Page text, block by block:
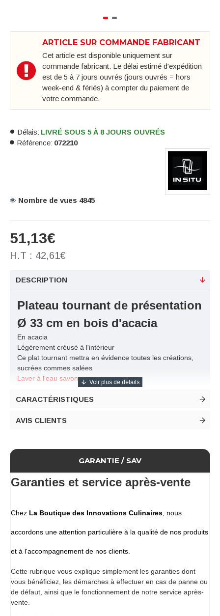
ARTICLE SUR COMMANDE FABRICANT
Cet article est disponible uniquement sur
commande fabricant. Le délai estimé d'expédition
est de 5 à 7 jours ouvrés (jours ouvrés = hors
week-end & fériés) à compter du paiement de
votre commande.
51,13€
H.T : 42,61€
Délais: LIVRÉ SOUS 5 À 8 JOURS OUVRÉS
Référence: 072210
Nombre de vues 4845
DESCRIPTION
Plateau tournant de présentation
Ø 33 cm en bois d'acacia
En acacia
Légèrement créusé à l'intérieur
Ce plat tournant mettra en évidence toutes les créations,
sucrées commes salées
Laver à l'eau savonneuse
Ne passe pas au lave vaisselle
Sécher à la verticale
Agréé au contact alimentaire
Hauteur 45 mm
Conditionnement
Plateau vendu à l'unité
CARACTÉRISTIQUES
AVIS CLIENTS
GARANTIE / SAV
Garanties et service après-vente
Chez La Boutique des Innovations Culinaires , nous
accordons une attention particulière à la qualité de nos produits
et à l'accompagnement de nos clients.
Cette rubrique vous explique simplement les garanties dont
vous bénéficiez, les démarches à effectuer en cas de panne ou
de défaut, ainsi que le fonctionnement de notre service après-
vente.